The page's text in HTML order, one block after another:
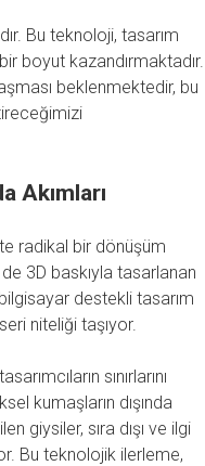
Bu teknoloji, tasarım
boyut kazandırmaktadır.
beklenmektedir, bu
Akımları
radikal bir dönüşüm
3D baskıyla tasarlanan
destekli tasarım
niteliği taşıyor.
sınırlarını
kumaşların dışında
giysiler, sıra dışı ve ilgi
Bu teknolojik ilerleme,